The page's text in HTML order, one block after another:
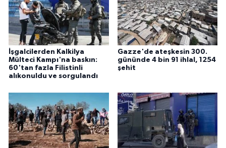
İşgalcilerden Kalkilya
Mülteci Kampı'na baskın:
60'tan fazla Filistinli
alıkonuldu ve sorgulandı
Gazze'de ateşkesin 300.
gününde 4 bin 91 ihlal, 1254
şehit